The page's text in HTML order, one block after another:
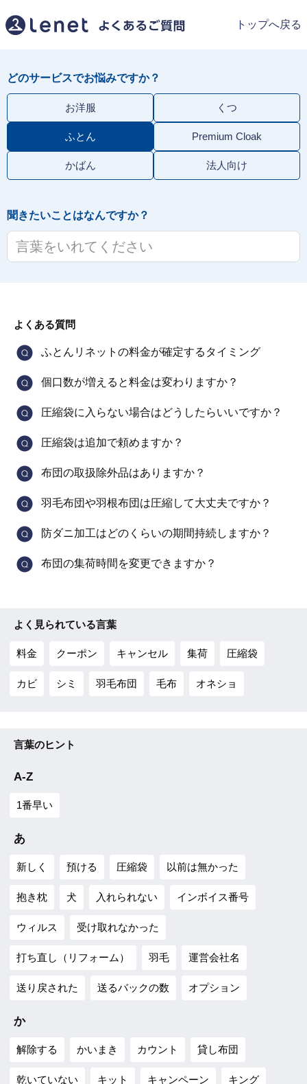
トップへ戻る
どのサービスでお悩みですか？
お洋服 くつ
ふとん Premium Cloak
かばん 法人向け
聞きたいことはなんですか？
よくある質問
ふとんリネットの料金が確定するタイミング
個口数が増えると料金は変わりますか？
圧縮袋に入らない場合はどうしたらいいですか？
圧縮袋は追加で頼めますか？
布団の取扱除外品はありますか？
羽毛布団や羽根布団は圧縮して大丈夫ですか？
防ダニ加工はどのくらいの期間持続しますか？
布団の集荷時間を変更できますか？
よく見られている言葉
料金 クーポン キャンセル 集荷 圧縮袋
カビ シミ 羽毛布団 毛布 オネショ
言葉のヒント
A-Z
1番早い
あ
新しく 預ける 圧縮袋 以前は無かった
抱き枕 犬 入れられない インボイス番号
ウィルス 受け取れなかった
打ち直し（リフォーム） 羽毛 運営会社名
送り戻された 送るバックの数 オプション
か
解除する かいまき カウント 貸し布団
乾いていない キット キャンペーン キング